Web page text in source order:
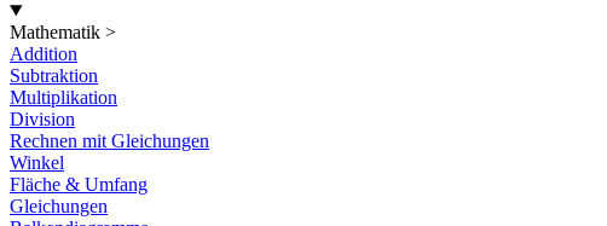
Mathematik >
Addition
Subtraktion
Multiplikation
Division
Rechnen mit Gleichungen
Winkel
Fläche & Umfang
Gleichungen